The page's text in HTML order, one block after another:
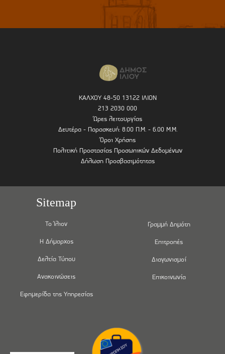
ΚΑΛΧΟΥ 48-50 13122 ΙΛΙΟΝ
213 2030 000
Ώρες λειτουργίας
Δευτέρα - Παρασκευή: 8.00 Π.Μ. - 6.00 Μ.Μ.
Όροι Χρήσης
Πολιτική Προστασίας Προσωπικών Δεδομένων
Δήλωση Προσβασιμότητας
Sitemap
Το Ίλιον
Η Δήμαρχος
Δελτία Τύπου
Ανακοινώσεις
Εφημερίδα της Υπηρεσίας
Γραμμή Δημότη
Επιτροπές
Διαγωνισμοί
Επικοινωνία